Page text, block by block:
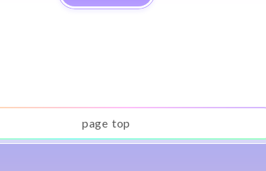
page top